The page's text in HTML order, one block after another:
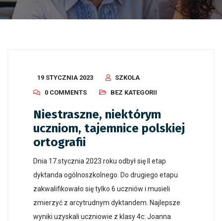
19 STYCZNIA 2023
SZKOLA
0 COMMENTS
BEZ KATEGORII
Niestraszne, niektórym
uczniom, tajemnice polskiej
ortografii
Dnia 17.stycznia 2023 roku odbył się II etap
dyktanda ogólnoszkolnego. Do drugiego etapu
zakwalifikowało się tylko 6 uczniów i musieli
zmierzyć z arcytrudnym dyktandem. Najlepsze
wyniki uzyskali uczniowie z klasy 4c: Joanna